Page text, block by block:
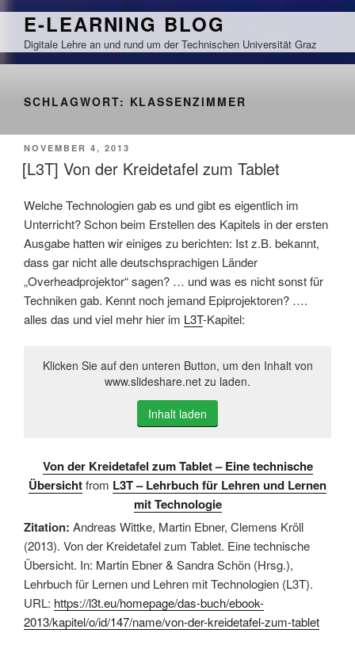
Zum
springen
E-LEARNING BLOG
Digitale Lehre an und rund um der Technischen Universität Graz
SCHLAGWORT: KLASSENZIMMER
VERÖFFENTLICHT
AM
NOVEMBER 4, 2013
[L3T] Von der Kreidetafel zum Tablet
Welche Technologien gab es und gibt es eigentlich im
Unterricht? Schon beim Erstellen des Kapitels in der ersten
Ausgabe hatten wir einiges zu berichten: Ist z.B. bekannt,
dass gar nicht alle deutschsprachigen Länder
„Overheadprojektor“ sagen? … und was es nicht sonst für
Techniken gab. Kennt noch jemand Epiprojektoren? ….
alles das und viel mehr hier im L3T-Kapitel:
Klicken Sie auf den unteren Button, um den Inhalt von
www.slideshare.net zu laden.
Inhalt laden
Von der Kreidetafel zum Tablet – Eine technische
Übersichtfrom L3T – Lehrbuch für Lehren und Lernen
mit Technologie
Zitation: Andreas Wittke, Martin Ebner, Clemens Kröll
(2013). Von der Kreidetafel zum Tablet. Eine technische
Übersicht. In: Martin Ebner & Sandra Schön (Hrsg.),
Lehrbuch für Lernen und Lehren mit Technologien (L3T).
URL: https://l3t.eu/homepage/das-buch/ebook-
2013/kapitel/o/id/147/name/von-der-kreidetafel-zum-tablet